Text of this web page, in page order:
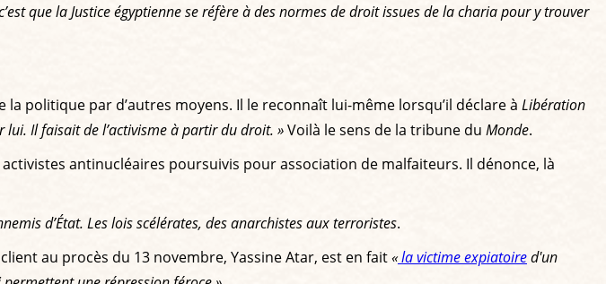
que la Justice égyptienne se réfère à des normes de droit issues de la charia pour y trouver
politique par d’autres moyens. Il le reconnaît lui-même lorsqu’il déclare à Libération
Il faisait de l’activisme à partir du droit. »Voilà le sens de la tribune du Monde.
antinucléaires poursuivis pour association de malfaiteurs. Il dénonce, là
d’État. Les lois scélérates, des anarchistes aux terroristes.
au procès du 13 novembre, Yassine Atar, est en fait«la victime expiatoired'un